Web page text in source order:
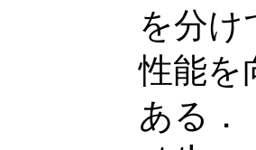
を分け
性能を
ある．